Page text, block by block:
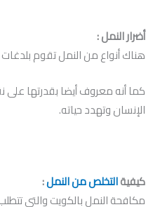
أضرار النمل :
هناك أنواع من النمل تقوم
كما أنه معروف أيضا بقدرتها على
الإنسان وتهدد حياته.
كيفيةالتخلص من النمل:
مكافحة النمل بالكويت والتي